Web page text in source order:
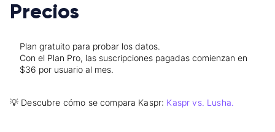
Precios
Plan gratuito para probar los datos.
Con el Plan Pro, las suscripciones pagadas comienzan en
$36 por usuario al mes.
💡 Descubre cómo se compara Kaspr: Kaspr vs. Lusha.